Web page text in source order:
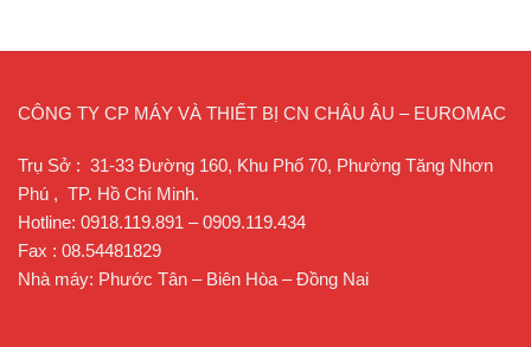
CÔNG TY CP MÁY VÀ THIẾT BỊ CN CHÂU ÂU – EUROMAC
Trụ Sở : 31-33 Đường 160, Khu Phố 70, Phường Tăng Nhơn
Phú , TP. Hồ Chí Minh.
Hotline: 0918.119.891 – 0909.119.434
Fax : 08.54481829
Nhà máy: Phước Tân – Biên Hòa – Đồng Nai